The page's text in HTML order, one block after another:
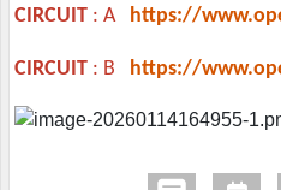
CIRCUIT : A https://
CIRCUIT : B https://